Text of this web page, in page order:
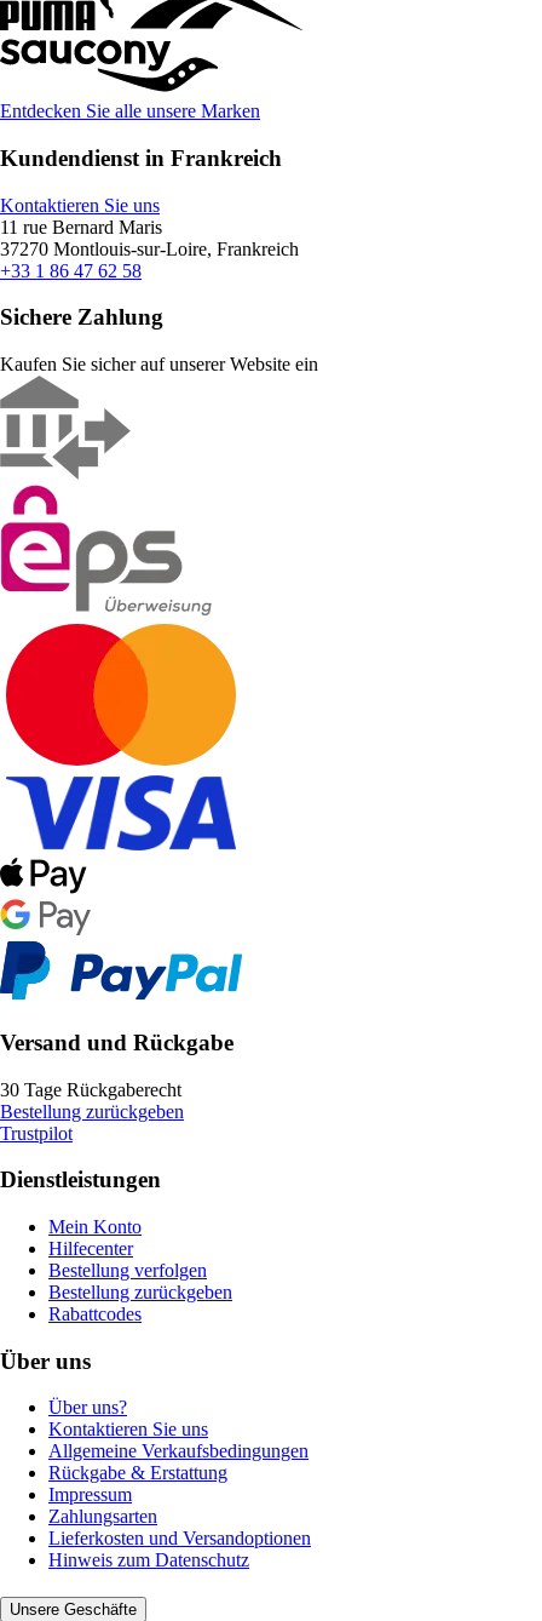
Entdecken Sie alle unsere Marken
Kundendienst in Frankreich
Kontaktieren Sie uns
11 rue Bernard Maris
37270 Montlouis-sur-Loire, Frankreich
+33 1 86 47 62 58
Sichere Zahlung
Kaufen Sie sicher auf unserer Website ein
Versand und Rückgabe
30 Tage Rückgaberecht
Bestellung zurückgeben
Trustpilot
Dienstleistungen
Mein Konto
Hilfecenter
Bestellung verfolgen
Bestellung zurückgeben
Rabattcodes
Über uns
Über uns?
Kontaktieren Sie uns
Allgemeine Verkaufsbedingungen
Rückgabe & Erstattung
Impressum
Zahlungsarten
Lieferkosten und Versandoptionen
Hinweis zum Datenschutz
Unsere Geschäfte